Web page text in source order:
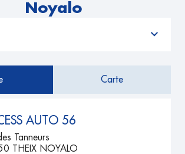
Noyalo
Carte
AUTO 56
Tanneurs
THEIX NOYALO